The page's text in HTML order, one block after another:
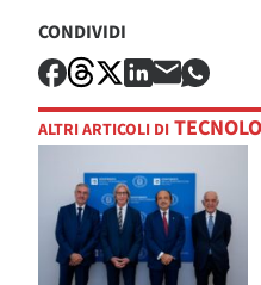
CONDIVIDI
ALTRI ARTICOLI DI